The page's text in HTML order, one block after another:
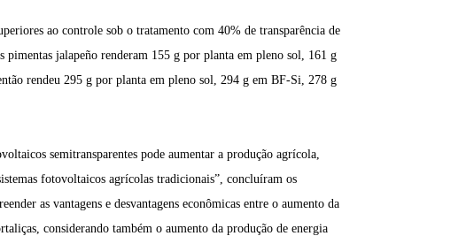
ao controle sob o tratamento com 40% de transparência de
jalapeño renderam 155 g por planta em pleno sol, 161 g
rendeu 295 g por planta em pleno sol, 294 g em BF-Si, 278 g
semitransparentes pode aumentar a produção agrícola,
fotovoltaicos agrícolas tradicionais”, concluíram os
as vantagens e desvantagens econômicas entre o aumento da
considerando também o aumento da produção de energia